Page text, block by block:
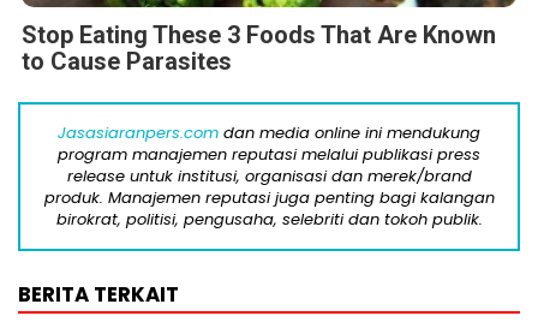
Stop Eating These 3 Foods That Are Known
to Cause Parasites
Jasasiaranpers.com dan media online ini mendukung
program manajemen reputasi melalui publikasi press
release untuk institusi, organisasi dan merek/brand
produk. Manajemen reputasi juga penting bagi kalangan
birokrat, politisi, pengusaha, selebriti dan tokoh publik.
BERITA TERKAIT